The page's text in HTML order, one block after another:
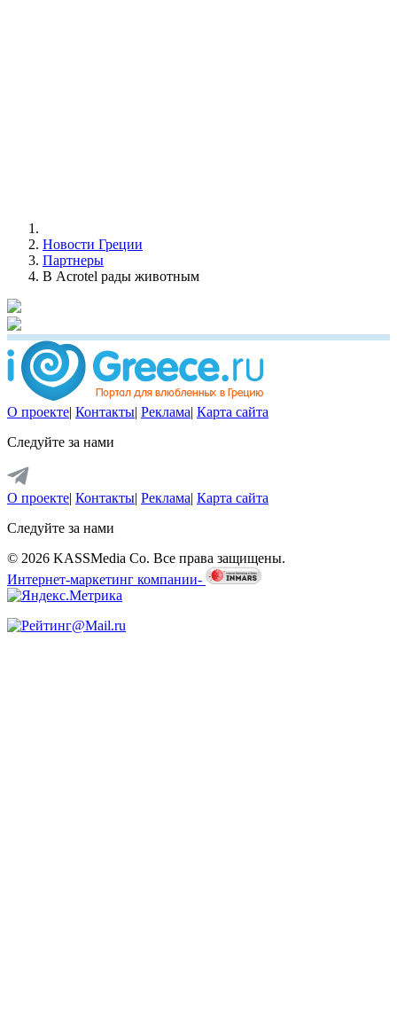
Новости Греции
Партнеры
В Acrotel рады животным
О проекте| Контакты| Реклама| Карта сайта
Следуйте за нами
О проекте| Контакты| Реклама| Карта сайта
Следуйте за нами
© 2026 KASSMedia Co. Все права защищены.
Интернет-маркетинг компании-